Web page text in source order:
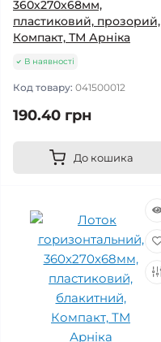
360х270х68мм,
пластиковий, прозорий,
Компакт, ТМ Арніка
В наявності
Код товару: 041500012
190.40 грн
До кошика